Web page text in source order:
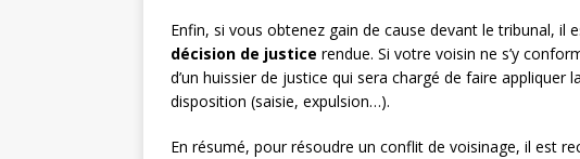
Enfin, si vous obtenez gain de cause devant le tribunal, il
décision de justice rendue. Si votre voisin ne s’y
d’un huissier de justice qui sera chargé de faire appliquer
disposition (saisie, expulsion…).
En résumé, pour résoudre un conflit de voisinage, il est